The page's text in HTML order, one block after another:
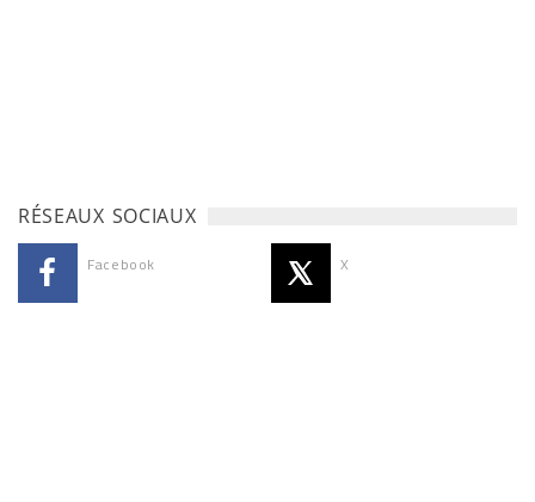
RÉSEAUX SOCIAUX
Facebook X